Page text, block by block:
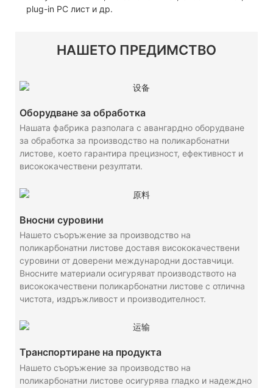
plug-in PC лист и др.
НАШЕТО ПРЕДИМСТВО
Оборудване за обработка
Нашата фабрика разполага с авангардно оборудване
за обработка за производство на поликарбонатни
листове, което гарантира прецизност, ефективност и
висококачествени резултати.
Вносни суровини
Нашето съоръжение за производство на
поликарбонатни листове доставя висококачествени
суровини от доверени международни доставчици.
Вносните материали осигуряват производството на
висококачествени поликарбонатни листове с отлична
чистота, издръжливост и производителност.
Транспортиране на продукта
Нашето съоръжение за производство на
поликарбонатни листове осигурява гладко и надеждно